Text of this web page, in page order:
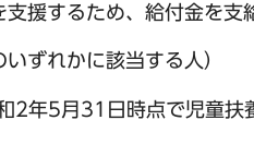
援するため、給付金を支
ずれかに該当する人）
2年5月31日時点で児童扶